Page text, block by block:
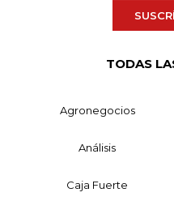
TODAS
Agronegocios
Análisis
Caja Fuerte